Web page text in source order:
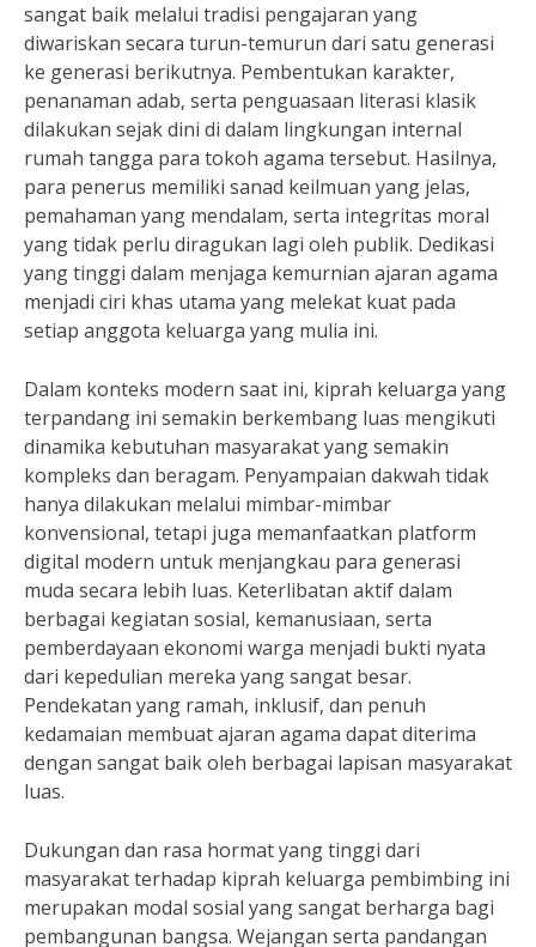
sangat baik melalui tradisi pengajaran yang
diwariskan secara turun-temurun dari satu generasi
ke generasi berikutnya. Pembentukan karakter,
penanaman adab, serta penguasaan literasi klasik
dilakukan sejak dini di dalam lingkungan internal
rumah tangga para tokoh agama tersebut. Hasilnya,
para penerus memiliki sanad keilmuan yang jelas,
pemahaman yang mendalam, serta integritas moral
yang tidak perlu diragukan lagi oleh publik. Dedikasi
yang tinggi dalam menjaga kemurnian ajaran agama
menjadi ciri khas utama yang melekat kuat pada
setiap anggota keluarga yang mulia ini.
Dalam konteks modern saat ini, kiprah keluarga yang
terpandang ini semakin berkembang luas mengikuti
dinamika kebutuhan masyarakat yang semakin
kompleks dan beragam. Penyampaian dakwah tidak
hanya dilakukan melalui mimbar-mimbar
konvensional, tetapi juga memanfaatkan platform
digital modern untuk menjangkau para generasi
muda secara lebih luas. Keterlibatan aktif dalam
berbagai kegiatan sosial, kemanusiaan, serta
pemberdayaan ekonomi warga menjadi bukti nyata
dari kepedulian mereka yang sangat besar.
Pendekatan yang ramah, inklusif, dan penuh
kedamaian membuat ajaran agama dapat diterima
dengan sangat baik oleh berbagai lapisan masyarakat
luas.
Dukungan dan rasa hormat yang tinggi dari
masyarakat terhadap kiprah keluarga pembimbing ini
merupakan modal sosial yang sangat berharga bagi
pembangunan bangsa. Wejangan serta pandangan